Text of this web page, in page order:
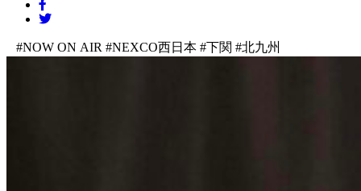
#NOW ON AIR #NEXCO西日本 #下関 #北九州